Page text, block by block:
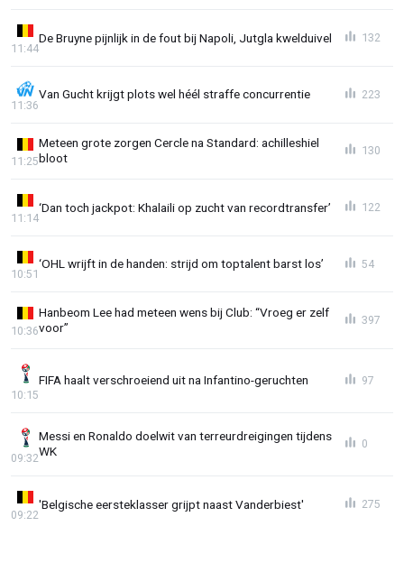
De Bruyne pijnlijk in de fout bij Napoli, Jutgla kwelduivel
11:44
132
Van Gucht krijgt plots wel héél straffe concurrentie
11:36
223
Meteen grote zorgen Cercle na Standard: achilleshiel
bloot
11:25
130
‘Dan toch jackpot: Khalaili op zucht van recordtransfer’
11:14
122
‘OHL wrijft in de handen: strijd om toptalent barst los’
10:51
54
Hanbeom Lee had meteen wens bij Club: “Vroeg er zelf
voor”
10:36
397
FIFA haalt verschroeiend uit na Infantino-geruchten
10:15
97
Messi en Ronaldo doelwit van terreurdreigingen tijdens
WK
09:32
0
'Belgische eersteklasser grijpt naast Vanderbiest'
09:22
275